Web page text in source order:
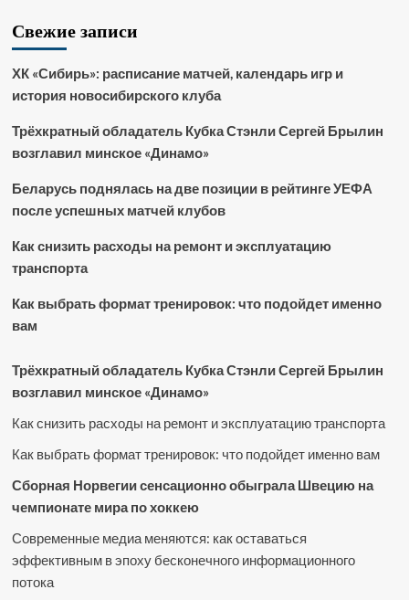
Свежие записи
ХК «Сибирь»: расписание матчей, календарь игр и
история новосибирского клуба
Трёхкратный обладатель Кубка Стэнли Сергей Брылин
возглавил минское «Динамо»
Беларусь поднялась на две позиции в рейтинге УЕФА
после успешных матчей клубов
Как снизить расходы на ремонт и эксплуатацию
транспорта
Как выбрать формат тренировок: что подойдет именно
вам
Трёхкратный обладатель Кубка Стэнли Сергей Брылин
возглавил минское «Динамо»
Как снизить расходы на ремонт и эксплуатацию транспорта
Как выбрать формат тренировок: что подойдет именно вам
Сборная Норвегии сенсационно обыграла Швецию на
чемпионате мира по хоккею
Современные медиа меняются: как оставаться
эффективным в эпоху бесконечного информационного
потока